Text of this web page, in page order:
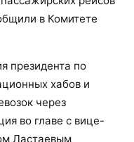
в Комитете
президента по
хабов и
через
во главе с вице-
Ластаевым